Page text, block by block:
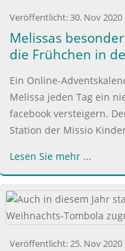
Veröffentlicht:30. Nov 2020
Melissas
die Frühchen in
Ein Online-
Melissa jeden Tag ein
facebook versteigern.
Station der Missio
Lesen Sie mehr ...
Veröffentlicht:25. Nov 2020